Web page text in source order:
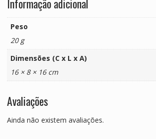
Informação adicional
Peso
20 g
Dimensões (C x L x A)
16 × 8 × 16 cm
Avaliações
Ainda não existem avaliações.